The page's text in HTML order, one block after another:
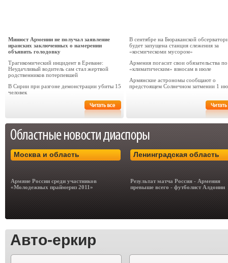
Минюст Армении не получал заявление
иранских заключенных о намерении
объявить голодовку
Трагикомический инцидент в Ереване:
Неудачливый водитель сам стал жертвой
родственников потерпевшей
В Сирии при разгоне демонстрации убиты 15
человек
В сентябре на Бюраканской
будет запущена станция слежения за
«космическоми мусором»
Армения погасит свои обязательства по
«климатическим» взносам в июле
Армянские астрономы сообщают о
предстоящем Солнечном затмении 1
Москва и область
Армяне России среди участников
«Молодежных праймериз 2011»
Ленинградская область
Результат матча Россия - Армения
превыше всего - футболист Алдонин
Авто-еркир